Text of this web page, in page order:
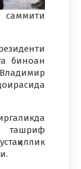
биноан
ташриф